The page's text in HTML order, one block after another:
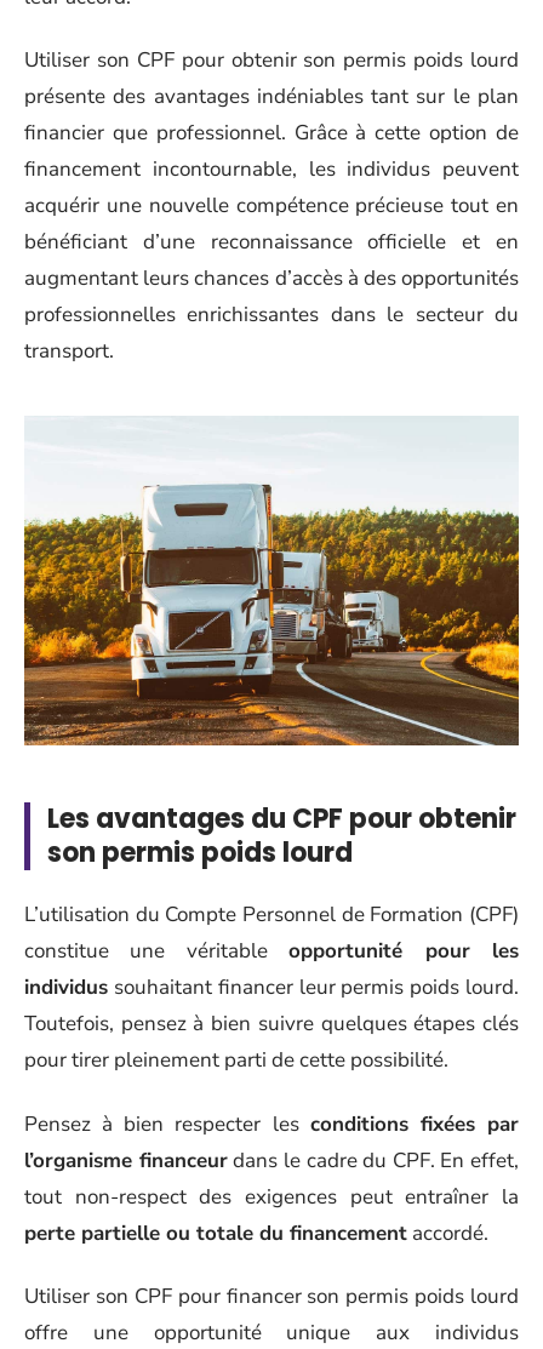
Utiliser son CPF pour obtenir son permis poids lourd
présente des avantages indéniables tant sur le plan
financier que professionnel. Grâce à cette option de
financement incontournable, les individus peuvent
acquérir une nouvelle compétence précieuse tout en
bénéficiant d’une reconnaissance officielle et en
augmentant leurs chances d’accès à des opportunités
professionnelles enrichissantes dans le secteur du
transport.
Les avantages du CPF pour obtenir
son permis poids lourd
L’utilisation du Compte Personnel de Formation (CPF)
constitue une véritableopportunité pour les
individus souhaitant financer leur permis poids lourd.
Toutefois, pensez à bien suivre quelques étapes clés
pour tirer pleinement parti de cette possibilité.
Pensez à bien respecter les conditions fixées par
l’organisme financeurdans le cadre du CPF. En effet,
tout non-respect des exigences peut entraîner la
perte partielle ou totale du financement accordé.
Utiliser son CPF pour financer son permis poids lourd
offre une opportunité unique aux individus